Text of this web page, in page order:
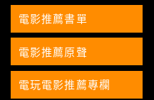
電影推薦書單
電影推薦原聲
電玩電影推薦專欄